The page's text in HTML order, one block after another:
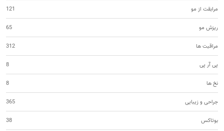
مرابقت از مو 121
ریزش مو 65
مراقبت ها 312
پی آر پی 8
نخ ها 8
جراحی و زیبایی 365
بوتاکس 38